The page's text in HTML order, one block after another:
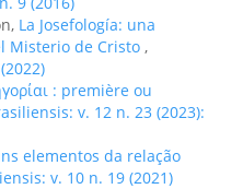
La Josefología: una
Misterio de Cristo ,
: première ou
v. 12 n. 23 (2023):
elementos da relação
v. 10 n. 19 (2021)